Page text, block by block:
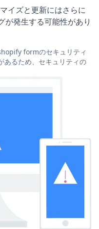
イズと更新にはさらに
が発生する可能性があり
formのセキュリティ
あるため、セキュリティの